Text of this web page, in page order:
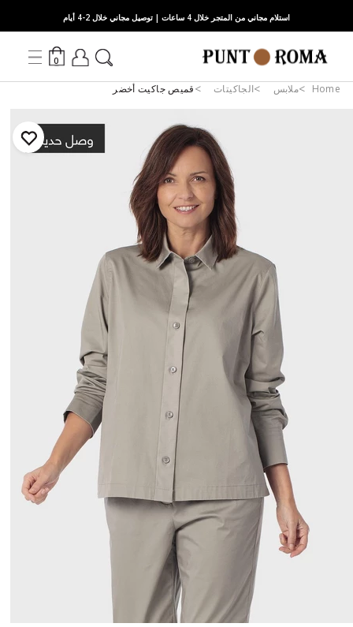
استلام مجاني من المتجر خلال 4 ساعات | توصيل مجاني خلال 2-4 أيام
0
Home ملابس الجاكيتات قميص جاكيت أخضر